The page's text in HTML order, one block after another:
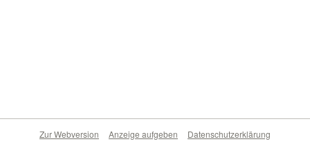
Zur Webversion Anzeige aufgeben
Datenschutzerklärung